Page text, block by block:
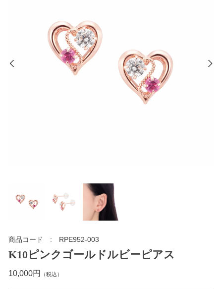
商品コード RPE952-003
K10ピンクゴールドルビーピアス
10,000円 （税込）